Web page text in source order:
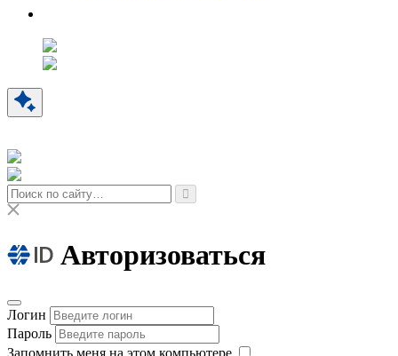
Авторизоваться
Логин
Пароль